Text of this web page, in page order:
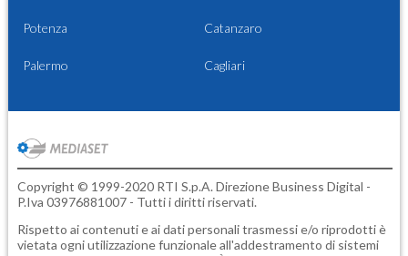
Potenza Catanzaro
Palermo Cagliari
Copyright © 1999-2020 RTI S.p.A. Direzione Business Digital -
P.Iva 03976881007 - Tutti i diritti riservati.
Rispetto ai contenuti e ai dati personali trasmessi e/o riprodotti è
vietata ogni utilizzazione funzionale all'addestramento di sistemi